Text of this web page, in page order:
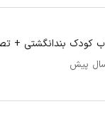
کودک بندانگشتی +